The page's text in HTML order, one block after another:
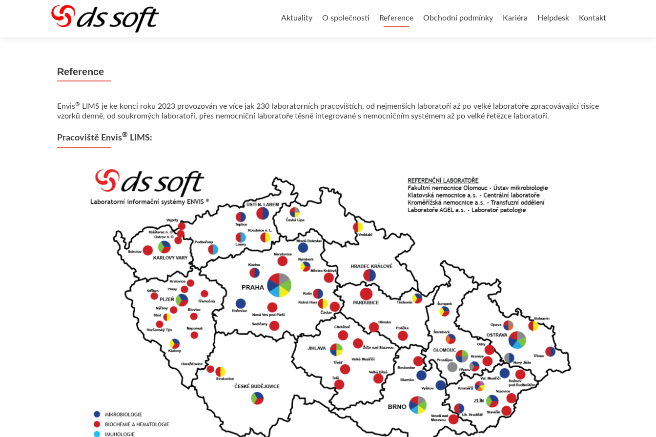
k
Aktuality O společnosti Reference Obchodní podmínky Kariéra Helpdesk Kontakt
Reference
Envis® LIMS je ke konci roku 2023 provozován ve více jak 230 laboratorních pracovištích, od nejmenších laboratoří až po velké laboratoře zpracovávající tisíce
vzorků denně, od soukromých laboratoří, přes nemocniční laboratoře těsně integrované s nemocničním systémem až po velké řetězce laboratoří.
Pracoviště Envis® LIMS: